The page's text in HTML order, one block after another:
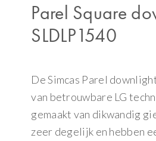
Parel Square
SLDLP1540
De Simcas Parel
van betrouwbare LG
gemaakt van dikwandig
zeer degelijk en hebben